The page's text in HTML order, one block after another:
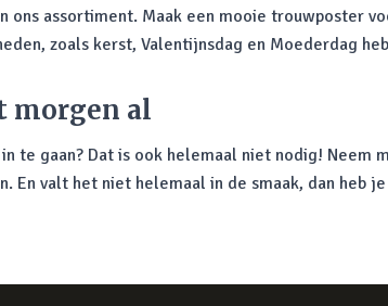
assortiment. Maak een mooie trouwposter
zoals kerst, Valentijnsdag en Moederdag
morgen al
te gaan? Dat is ook helemaal niet nodig! Neem
En valt het niet helemaal in de smaak, dan